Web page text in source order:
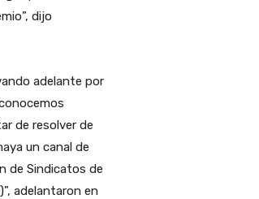
dijo
adelante por
de resolver de
un canal de
de Sindicatos de
adelantaron en